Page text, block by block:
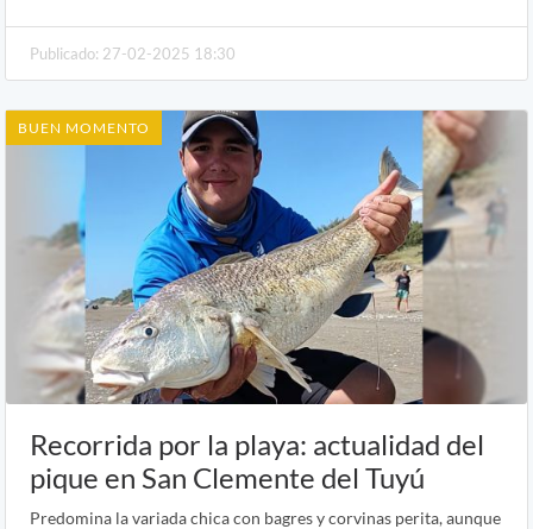
Publicado: 27-02-2025 18:30
BUEN MOMENTO
Recorrida por la playa: actualidad del
pique en San Clemente del Tuyú
Predomina la variada chica con bagres y corvinas perita, aunque